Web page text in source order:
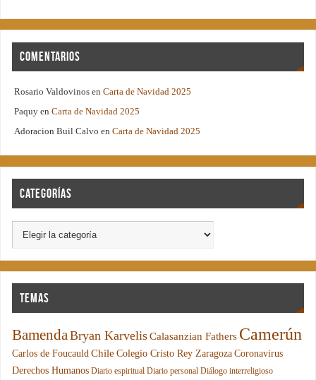
Comentarios
Rosario Valdovinos enCarta de Navidad 2025
Paquy enCarta de Navidad 2025
Adoracion Buil Calvo enCarta de Navidad 2025
Categorías
Temas
BamendaBryan KarvelisCalasanzian Fathers Camerún
Carlos de Foucauld Chile Colegio Cristo Rey Zaragoza Coronavirus
Derechos Humanos Diario espiritual Diario personal Diálogo interreligioso